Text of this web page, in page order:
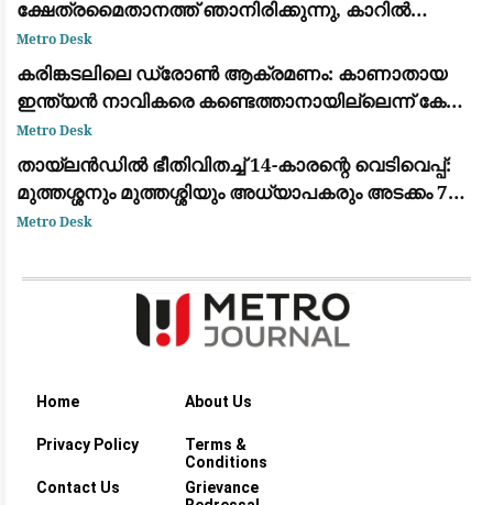
ക്ഷേത്രമൈതാനത്ത് ഞാനിരിക്കുന്നു, കാറിൽ
പാലിയേക്കര ടോൾ പ്ലാസ കടക്കുന്ന ദൃശ്യം
പുറത്ത്: സഹോദരനും ഭാര്യയും കസ്റ്റഡിയിൽ
Metro Desk
കരിങ്കടലിലെ ഡ്രോൺ ആക്രമണം: കാണാതായ
ഇന്ത്യൻ നാവികരെ കണ്ടെത്താനായില്ലെന്ന് കേന്ദ്ര
സർക്കാർ
Metro Desk
തായ്‌ലൻഡിൽ ഭീതിവിതച്ച് 14-കാരന്റെ വെടിവെപ്പ്:
മുത്തശ്ശനും മുത്തശ്ശിയും അധ്യാപകരും അടക്കം 7
പേർ കൊല്ലപ്പെട്ടു
Metro Desk
Home About Us
Privacy Policy
Terms &
Conditions
Contact Us
Grievance